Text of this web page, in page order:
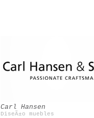
Carl Hansen
DiseÃ±o muebles
Slinkachu